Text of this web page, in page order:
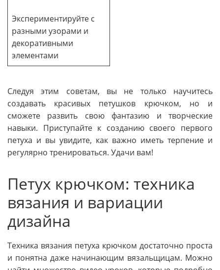
Экспериментируйте с
разными узорами и
декоративными
элементами
Следуя этим советам, вы не только научитесь
создавать красивых петушков крючком, но и
сможете развить свою фантазию и творческие
навыки. Приступайте к созданию своего первого
петуха и вы увидите, как важно иметь терпение и
регулярно тренироваться. Удачи вам!
Петух крючком: техника
вязания и вариации
дизайна
Техника вязания петуха крючком достаточно проста
и понятна даже начинающим вязальщицам. Можно